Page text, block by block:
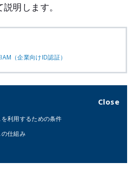
明します。
（企業向けID認証）
利用するための条件
仕組み